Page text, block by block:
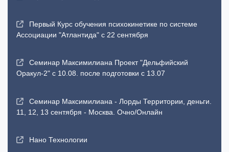
Первый Курс обучения психокинетике по системе
Ассоциации "Атлантида" с 22 сентября
Семинар Максимилиана Проект "Дельфийский
Оракул-2" с 10.08. после подготовки с 13.07
Семинар Максимилиана - Лорды Территории, деньги.
11, 12, 13 сентября - Москва. Очно/Онлайн
Нано Технологии